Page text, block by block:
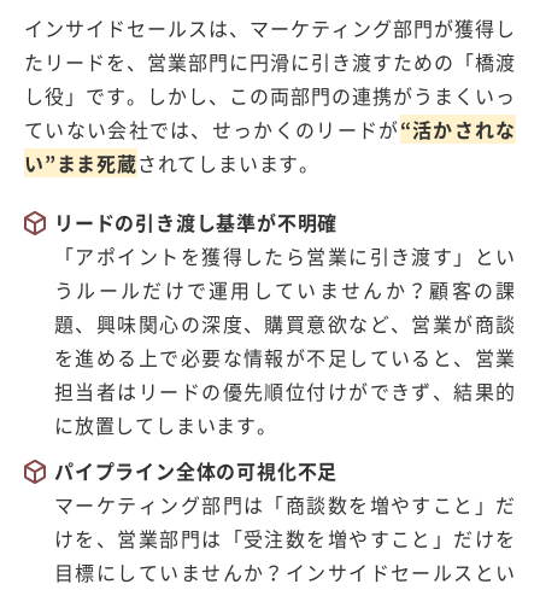
インサイドセールスは、マーケティング部門が獲得し
たリードを、営業部門に円滑に引き渡すための「橋渡
し役」です。しかし、この両部門の連携がうまくいっ
ていない会社では、せっかくのリードが“活かされな
い”まま死蔵されてしまいます。
リードの引き渡し基準が不明確
「アポイントを獲得したら営業に引き渡す」とい
うルールだけで運用していませんか？顧客の課
題、興味関心の深度、購買意欲など、営業が商談
を進める上で必要な情報が不足していると、営業
担当者はリードの優先順位付けができず、結果的
に放置してしまいます。
パイプライン全体の可視化不足
マーケティング部門は「商談数を増やすこと」だ
けを、営業部門は「受注数を増やすこと」だけを
目標にしていませんか？インサイドセールスとい